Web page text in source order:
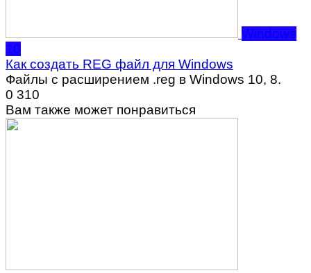
Windows
10
Как создать REG файл для Windows
Файлы с расширением .reg в Windows 10, 8.
0 310
Вам также может понравиться